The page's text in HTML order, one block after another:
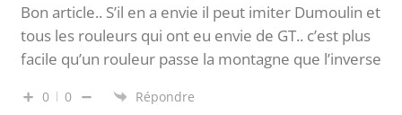
Bon article.. S’il en a envie il peut imiter Dumoulin et
tous les rouleurs qui ont eu envie de GT.. c’est plus
facile qu’un rouleur passe la montagne que l’inverse
0 0 Répondre